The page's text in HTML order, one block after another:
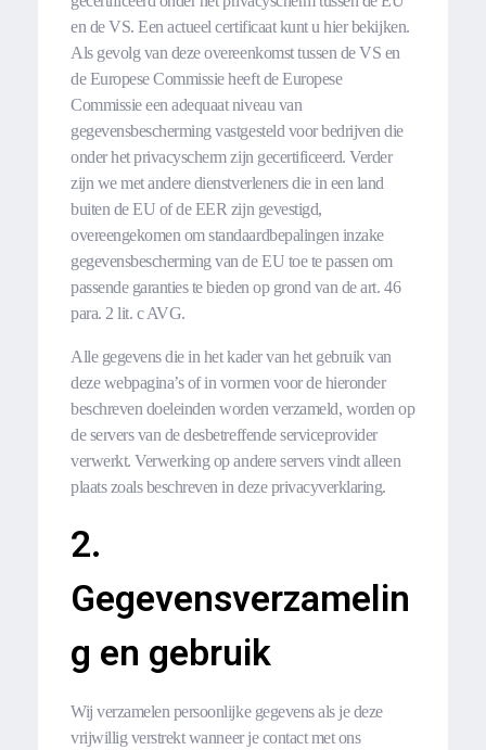
en de VS. Een actueel certificaat kunt u hier bekijken.
Als gevolg van deze overeenkomst tussen de VS en
de Europese Commissie heeft de Europese
Commissie een adequaat niveau van
gegevensbescherming vastgesteld voor bedrijven die
onder het privacyscherm zijn gecertificeerd. Verder
zijn we met andere dienstverleners die in een land
buiten de EU of de EER zijn gevestigd,
overeengekomen om standaardbepalingen inzake
gegevensbescherming van de EU toe te passen om
passende garanties te bieden op grond van de art. 46
para. 2 lit. c AVG.
Alle gegevens die in het kader van het gebruik van
deze webpagina’s of in vormen voor de hieronder
beschreven doeleinden worden verzameld, worden op
de servers van de desbetreffende serviceprovider
verwerkt. Verwerking op andere servers vindt alleen
plaats zoals beschreven in deze privacyverklaring.
2.
Gegevensverzamelin
g en gebruik
Wij verzamelen persoonlijke gegevens als je deze
vrijwillig verstrekt wanneer je contact met ons